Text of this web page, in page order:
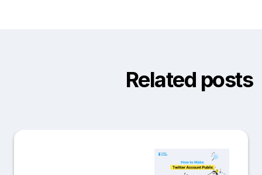
Related posts